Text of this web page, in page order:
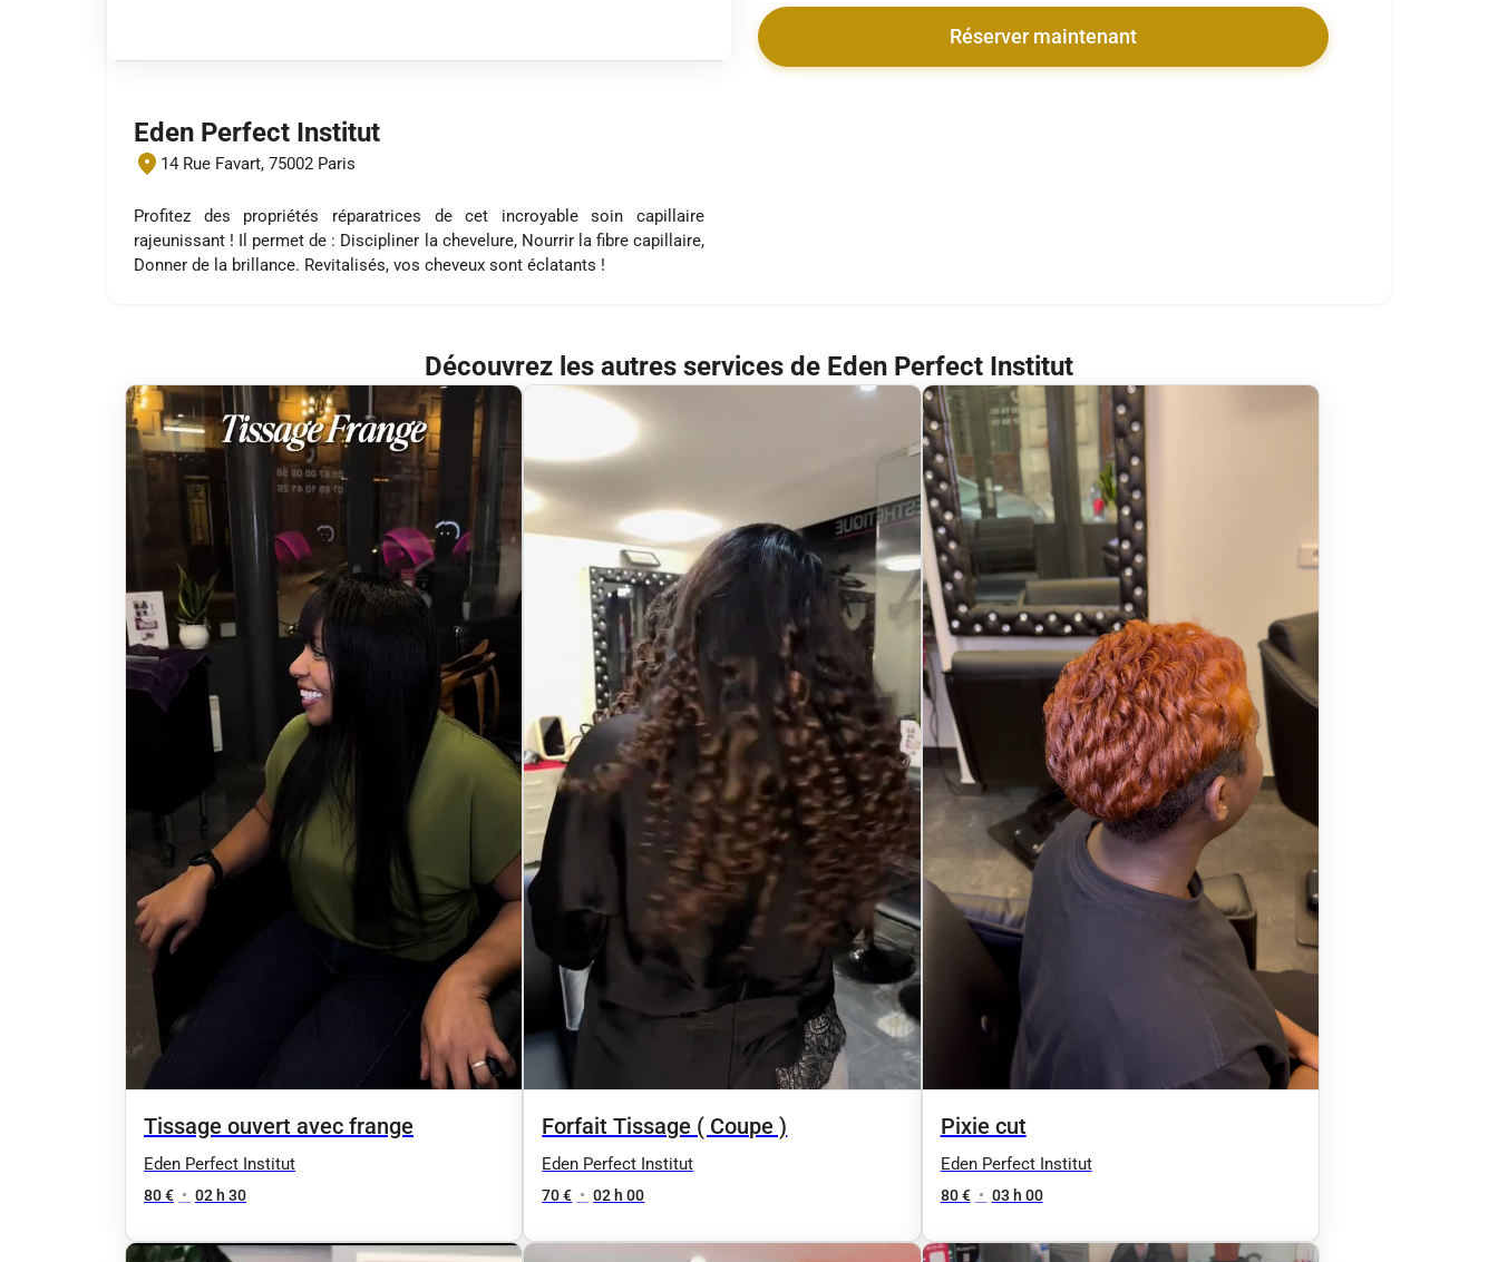
Eden Perfect Institut
14 Rue Favart, 75002 Paris
Profitez des propriétés réparatrices de cet incroyable soin capillaire
rajeunissant ! Il permet de : Discipliner la chevelure, Nourrir la fibre capillaire,
Donner de la brillance. Revitalisés, vos cheveux sont éclatants !
Réserver maintenant
Découvrez les autres services de Eden Perfect Institut
Tissage ouvert avec frange
Eden Perfect Institut
80 € • 02 h 30
Forfait Tissage ( Coupe )
Eden Perfect Institut
70 € • 02 h 00
Pixie cut
Eden Perfect Institut
80 € • 03 h 00